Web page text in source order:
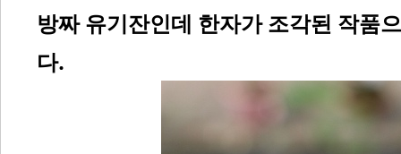
방짜 유기잔인데 한자가 조각된 작품
다.